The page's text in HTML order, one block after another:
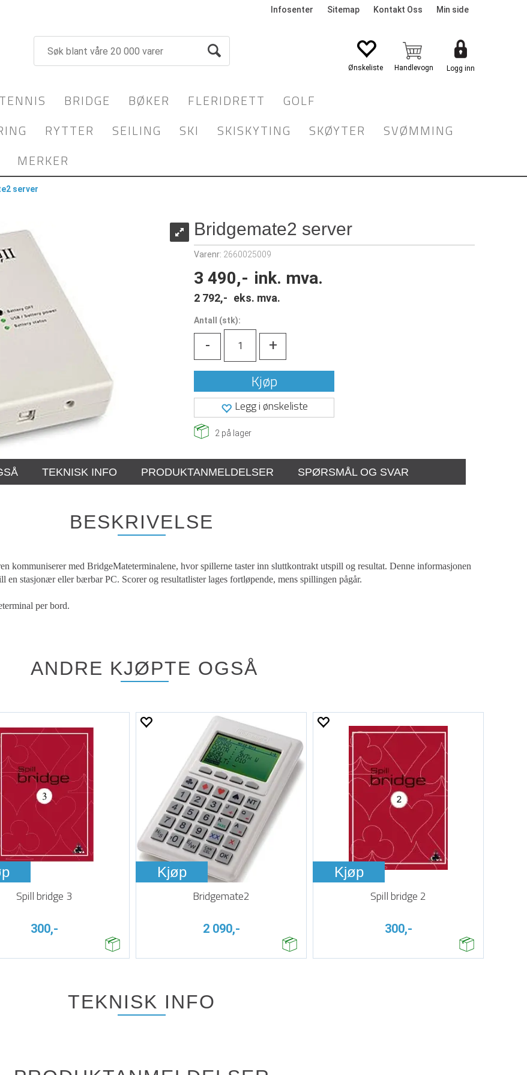
Infosenter Sitemap Kontakt Oss Min side
Logg inn
BRIDGE BØKER FLERIDRETT
GOLF
RYTTER SEILING SKI SKISKYTING SKØYTER
SVØMMING
MERKER
server
Bridgemate2 server
Varenr: 2660025009
3 490,- ink. mva.
2 792,- eks. mva.
Antall (stk):
- +
Kjøp
Legg i ønskeliste
2 på lager
TEKNISK INFO PRODUKTANMELDELSER SPØRSMÅL OG SVAR
BESKRIVELSE
kommuniserer med BridgeMateterminalene, hvor spillerne taster inn sluttkontrakt utspill og resultat. Denne informasjonen
en stasjonær eller bærbar PC. Scorer og resultatlister lages fortløpende, mens spillingen pågår.
per bord.
ANDRE KJØPTE OGSÅ
Spill bridge 3
300,-
Kjøp
Bridgemate2
2 090,-
Kjøp
Spill bridge 2
300,-
TEKNISK INFO